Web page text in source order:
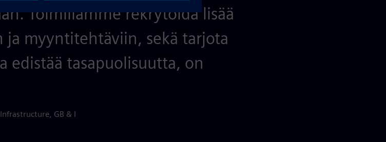
Toimillamme rekrytoida lisää
ja myyntitehtäviin, sekä tarjota
edistää tasapuolisuutta, on
GB & I